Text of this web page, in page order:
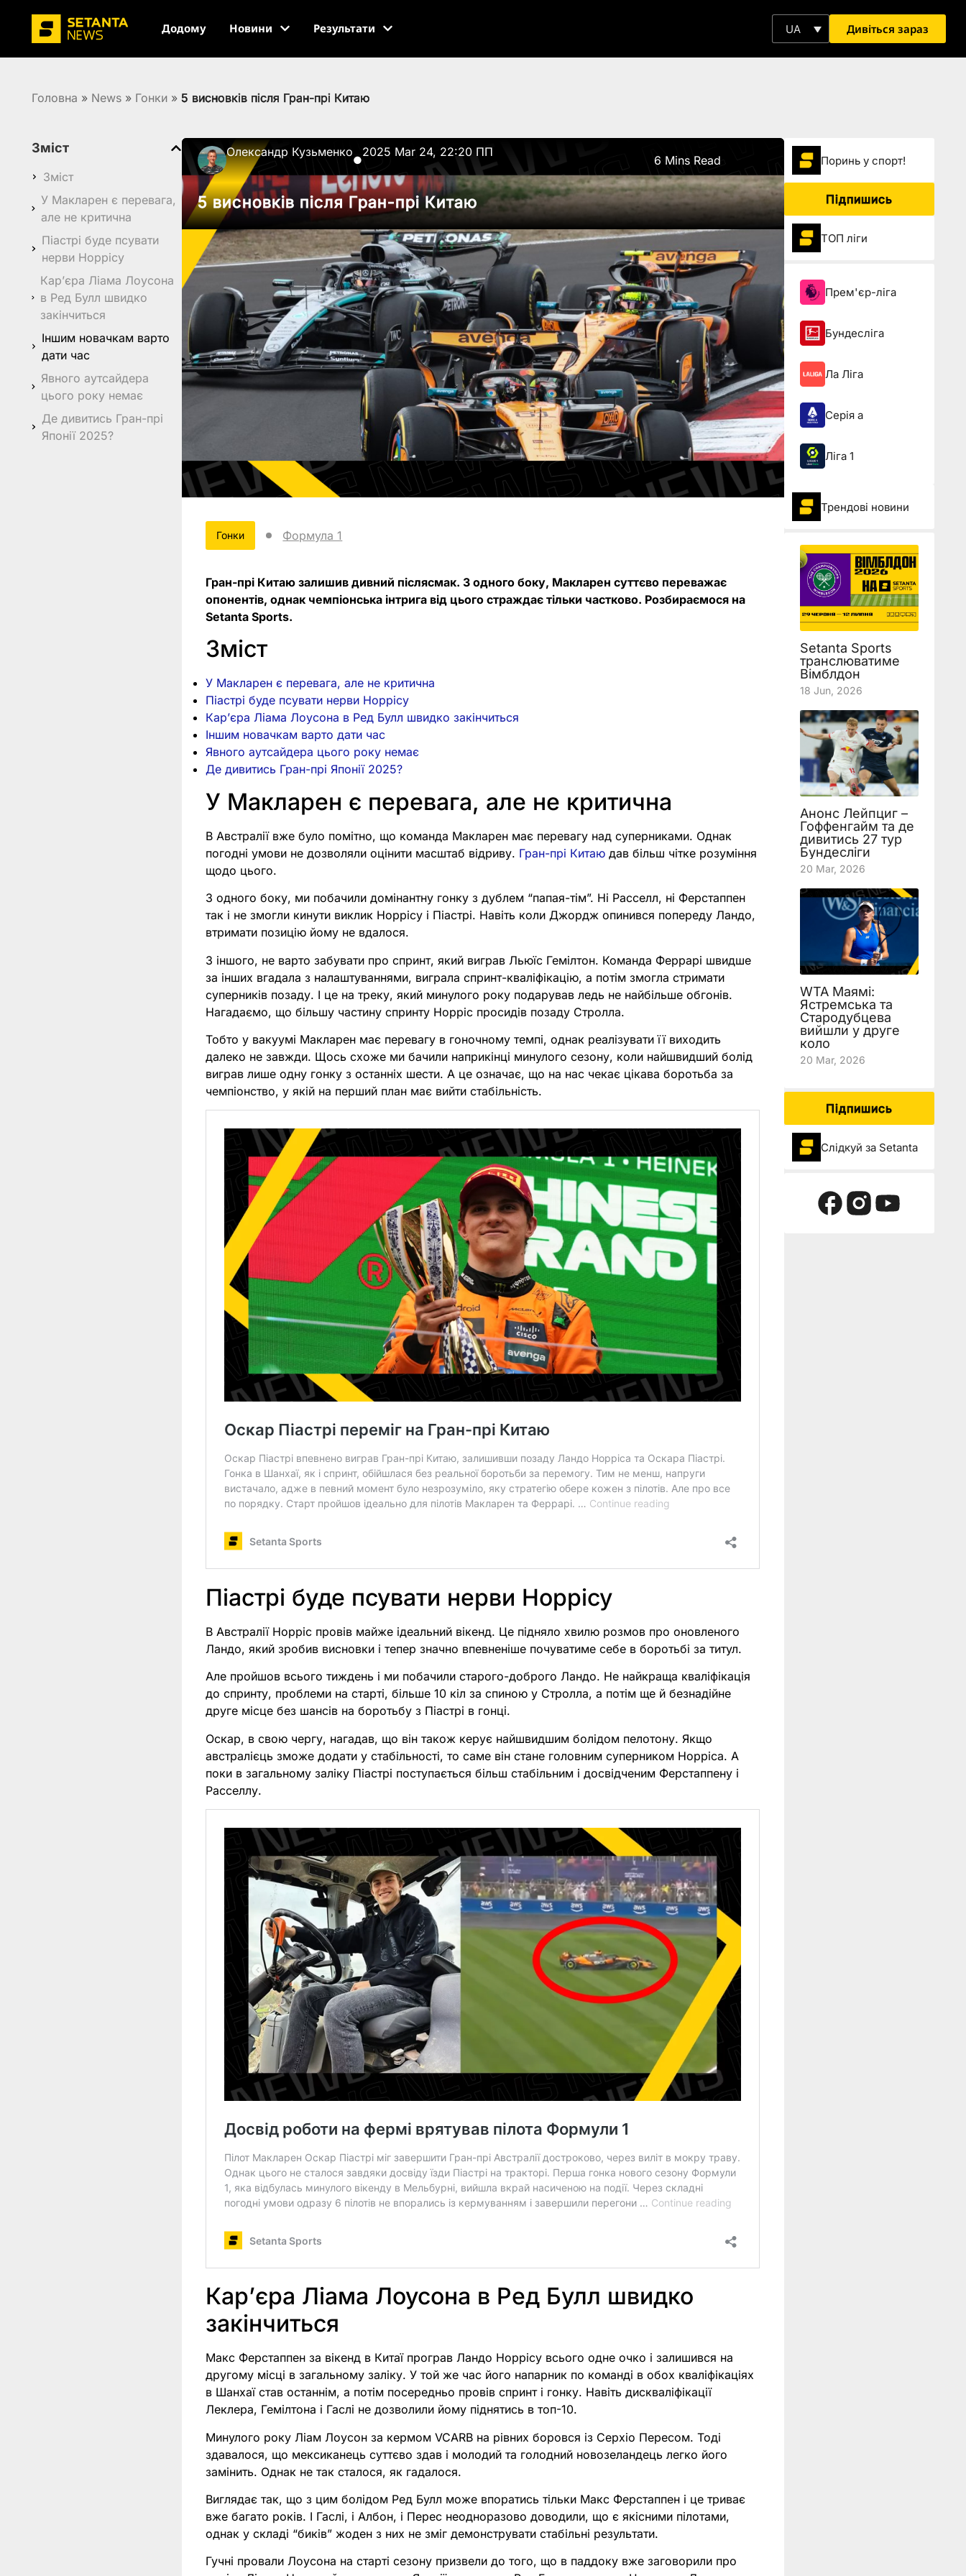
Додому Новини Результати UA Дивіться зараз
Головна » News » Гонки » 5 висновків після Гран-прі Китаю
Зміст
Зміст
У Макларен є перевага,
але не критична
Піастрі буде псувати
нерви Норрісу
Карʼєра Ліама Лоусона
в Ред Булл швидко
закінчиться
Іншим новачкам варто
дати час
Явного аутсайдера
цього року немає
Де дивитись Гран-прі
Японії 2025?
Олександр Кузьменко
●
2025 Mar 24, 22:20 ПП
6 Mins Read
5 висновків після Гран-прі Китаю
Гонки Формула 1
Гран-прі Китаю залишив дивний післясмак. З одного боку, Макларен суттєво переважає
опонентів, однак чемпіонська інтрига від цього страждає тільки частково. Розбираємося на
Setanta Sports.
Зміст
У Макларен є перевага, але не критична
Піастрі буде псувати нерви Норрісу
Карʼєра Ліама Лоусона в Ред Булл швидко закінчиться
Іншим новачкам варто дати час
Явного аутсайдера цього року немає
Де дивитись Гран-прі Японії 2025?
У Макларен є перевага, але не критична
В Австралії вже було помітно, що команда Макларен має перевагу над суперниками. Однак
погодні умови не дозволяли оцінити масштаб відриву. Гран-прі Китаю дав більш чітке розуміння
щодо цього.
З одного боку, ми побачили домінантну гонку з дублем “папая-тім”. Ні Расселл, ні Ферстаппен
так і не змогли кинути виклик Норрісу і Піастрі. Навіть коли Джордж опинився попереду Ландо,
втримати позицію йому не вдалося.
З іншого, не варто забувати про спринт, який виграв Льюїс Гемілтон. Команда Феррарі швидше
за інших вгадала з налаштуваннями, виграла спринт-кваліфікацію, а потім змогла стримати
суперників позаду. І це на треку, який минулого року подарував ледь не найбільше обгонів.
Нагадаємо, що більшу частину спринту Норріс просидів позаду Стролла.
Тобто у вакуумі Макларен має перевагу в гоночному темпі, однак реалізувати її виходить
далеко не завжди. Щось схоже ми бачили наприкінці минулого сезону, коли найшвидший болід
виграв лише одну гонку з останніх шести. А це означає, що на нас чекає цікава боротьба за
чемпіонство, у якій на перший план має вийти стабільність.
Піастрі буде псувати нерви Норрісу
В Австралії Норріс провів майже ідеальний вікенд. Це підняло хвилю розмов про оновленого
Ландо, який зробив висновки і тепер значно впевненіше почуватиме себе в боротьбі за титул.
Але пройшов всього тиждень і ми побачили старого-доброго Ландо. Не найкраща кваліфікація
до спринту, проблеми на старті, більше 10 кіл за спиною у Стролла, а потім ще й безнадійне
друге місце без шансів на боротьбу з Піастрі в гонці.
Оскар, в свою чергу, нагадав, що він також керує найшвидшим болідом пелотону. Якщо
австралієць зможе додати у стабільності, то саме він стане головним суперником Норріса. А
поки в загальному заліку Піастрі поступається більш стабільним і досвідченим Ферстаппену і
Расселлу.
Карʼєра Ліама Лоусона в Ред Булл швидко
закінчиться
Макс Ферстаппен за вікенд в Китаї програв Ландо Норрісу всього одне очко і залишився на
другому місці в загальному заліку. У той же час його напарник по команді в обох кваліфікаціях
в Шанхаї став останнім, а потім посередньо провів спринт і гонку. Навіть дискваліфікації
Леклера, Гемілтона і Гаслі не дозволили йому піднятись в топ-10.
Минулого року Ліам Лоусон за кермом VCARB на рівних боровся із Серхіо Пересом. Тоді
здавалося, що мексиканець суттєво здав і молодий та голодний новозеландець легко його
замінить. Однак не так сталося, як гадалося.
Виглядає так, що з цим болідом Ред Булл може впоратись тільки Макс Ферстаппен і це триває
вже багато років. І Гаслі, і Албон, і Перес неодноразово доводили, що є якісними пілотами,
однак у складі “биків” жоден з них не зміг демонструвати стабільні результати.
Гучні провали Лоусона на старті сезону призвели до того, що в паддоку вже заговорили про
Поринь у спорт!
Підпишись
ТОП ліги
Прем'єр-ліга
Бундесліга
Ла Ліга
Серія а
Ліга 1
Трендові новини
Setanta Sports
транслюватиме
Вімблдон
18 Jun, 2026
Анонс Лейпциг –
Гоффенгайм та де
дивитись 27 тур
Бундесліги
20 Mar, 2026
WTA Маямі:
Ястремська та
Стародубцева
вийшли у друге
коло
20 Mar, 2026
Підпишись
Слідкуй за Setanta